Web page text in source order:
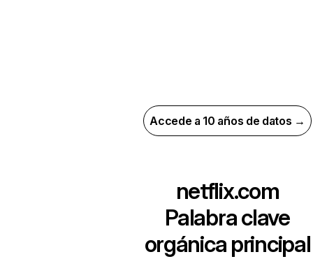
Accede a 10 años de datos →
netflix.com
Palabra clave
orgánica principal